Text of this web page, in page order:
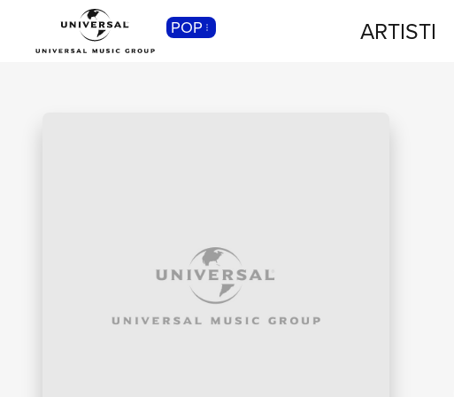
POP ARTISTI
CLASSICA